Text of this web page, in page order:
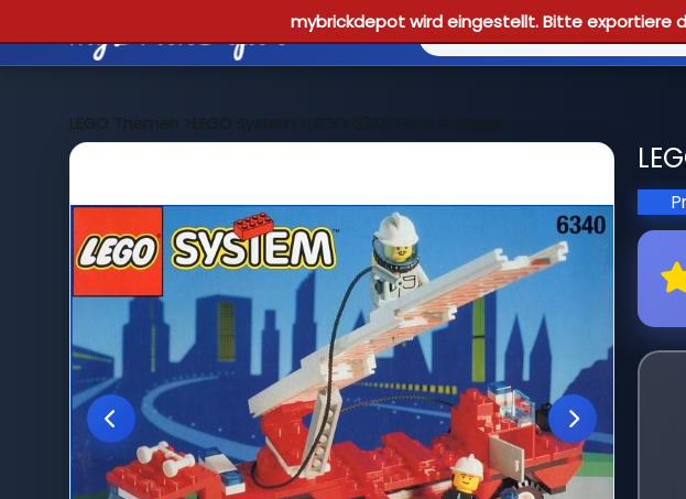
mybrickdepot wird eingestellt. Bitte exportiere
LEGO Themen >LEGO System >LEGO 6340 Hook & Ladder